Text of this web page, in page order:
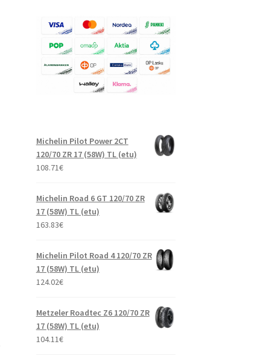
Michelin Pilot Power 2CT
120/70 ZR 17 (58W) TL (etu)
108.71€
Michelin Road 6 GT 120/70 ZR
17 (58W) TL (etu)
163.83€
Michelin Pilot Road 4 120/70 ZR
17 (58W) TL (etu)
124.02€
Metzeler Roadtec Z6 120/70 ZR
17 (58W) TL (etu)
104.11€